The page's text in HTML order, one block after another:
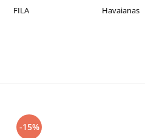
FILA Havaianas
-15%